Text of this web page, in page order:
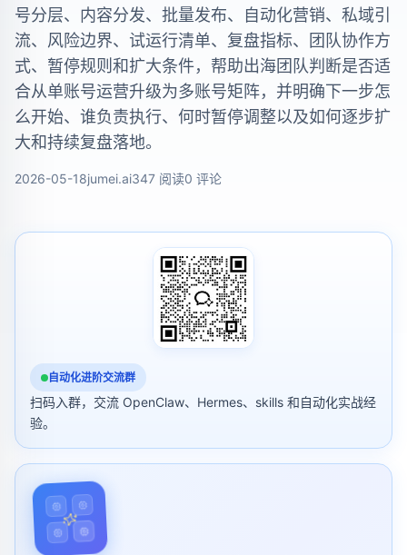
号分层、内容分发、批量发布、自动化营销、私域引
流、风险边界、试运行清单、复盘指标、团队协作方
式、暂停规则和扩大条件，帮助出海团队判断是否适
合从单账号运营升级为多账号矩阵，并明确下一步怎
么开始、谁负责执行、何时暂停调整以及如何逐步扩
大和持续复盘落地。
2026-05-18jumei.ai347 阅读0 评论
自动化进阶交流群
扫码入群，交流 OpenClaw、Hermes、skills 和自动化实战经
验。